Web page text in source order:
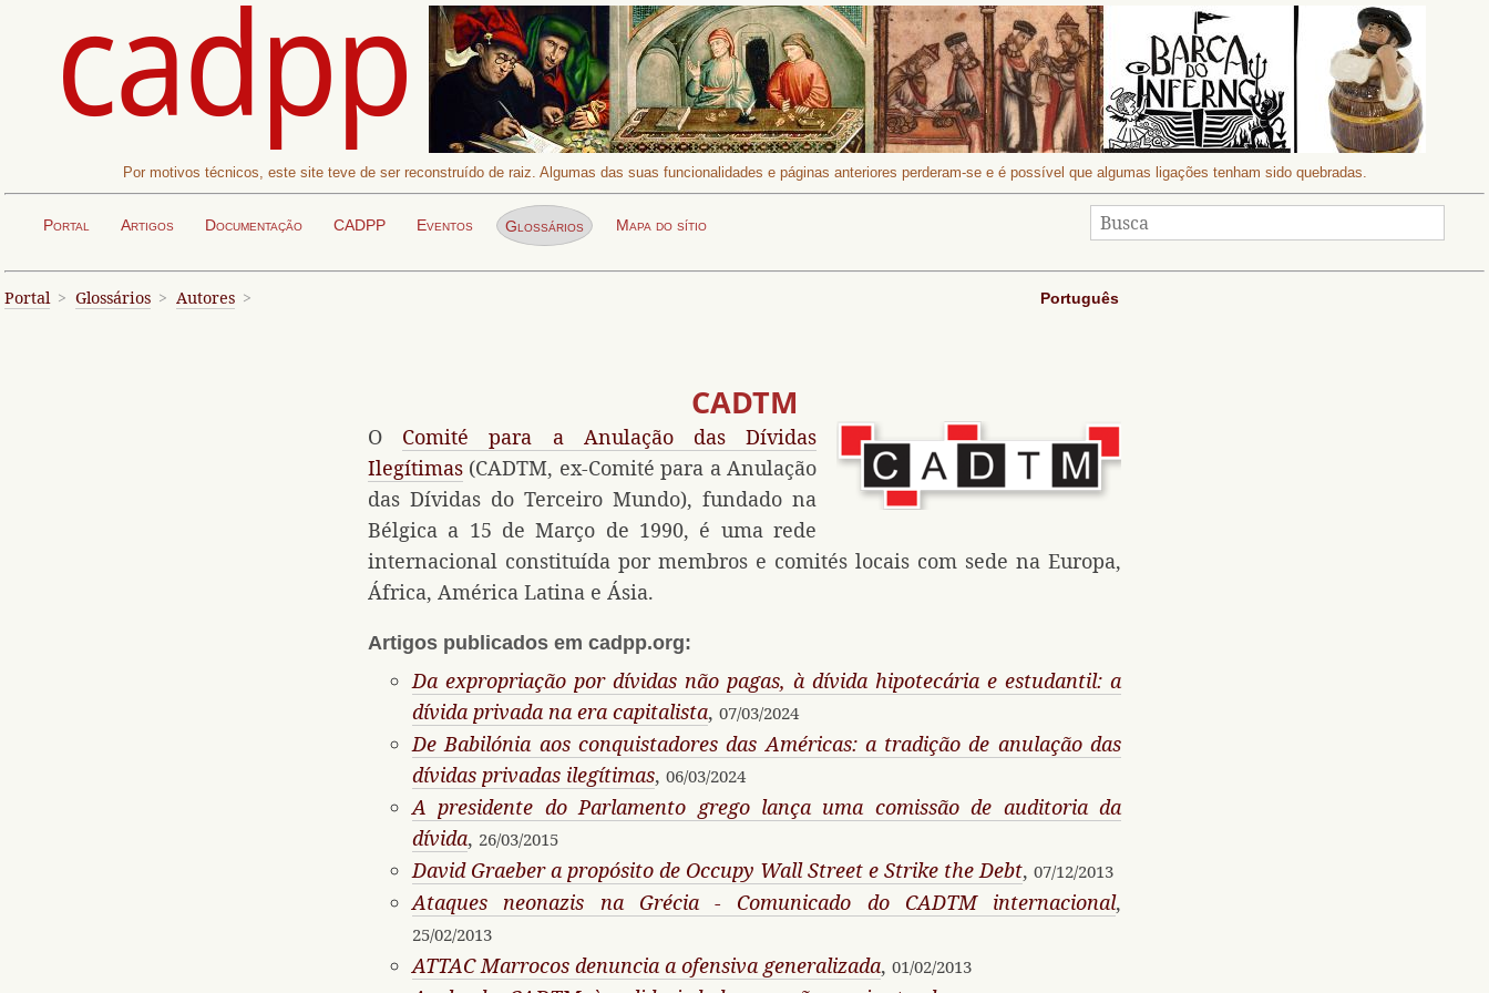
Por motivos técnicos, este site teve de ser reconstruído de raiz. Algumas das suas funcionalidades e páginas anteriores perderam-se e é possível que algumas ligações tenham sido quebradas.
Portal Artigos Documentação CADPP Eventos Página actual:
Glossários Mapa do sítio
Português
Portal Glossários Autores
CADTM
O Comité para a Anulação das Dívidas
Ilegítimas (CADTM, ex-Comité para a Anulação
das Dívidas do Terceiro Mundo), fundado na
Bélgica a 15 de Março de 1990, é uma rede
internacional constituída por membros e comités locais com sede na Europa,
África, América Latina e Ásia.
Artigos publicados em cadpp.org:
Da expropriação por dívidas não pagas, à dívida hipotecária e estudantil: a
dívida privada na era capitalista, 07/03/2024
De Babilónia aos conquistadores das Américas: a tradição de anulação das
dívidas privadas ilegítimas, 06/03/2024
A presidente do Parlamento grego lança uma comissão de auditoria da
dívida, 26/03/2015
David Graeber a propósito de Occupy Wall Street e Strike the Debt, 07/12/2013
Ataques neonazis na Grécia - Comunicado do CADTM internacional,
25/02/2013
ATTAC Marrocos denuncia a ofensiva generalizada, 01/02/2013